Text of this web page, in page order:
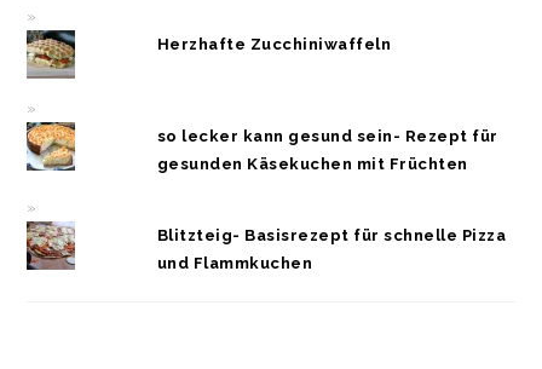
Herzhafte Zucchiniwaffeln
so lecker kann gesund sein- Rezept für
gesunden Käsekuchen mit Früchten
Blitzteig- Basisrezept für schnelle Pizza
und Flammkuchen